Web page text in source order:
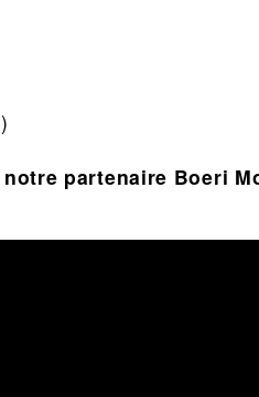
partenaire Boeri